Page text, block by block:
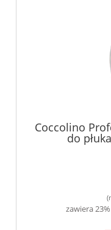
Coccolino
do
zawiera